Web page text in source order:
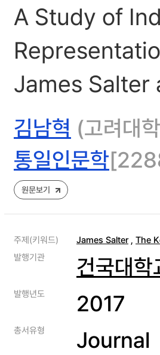
A Study of
James
김남혁 (고려대
통일인문학
원문보기
주제(키워드) James Salter, The
발행기관
건국대
발행년도 2017
총서유형 Journal